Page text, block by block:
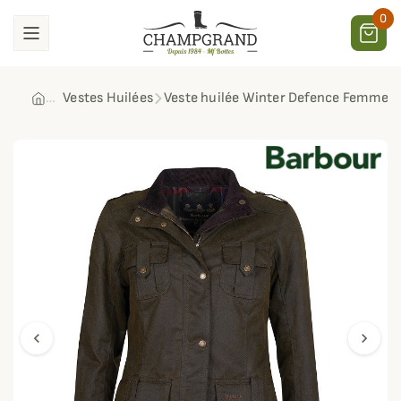
0
Vestes Huilées Veste huilée Winter Defence Femme
chevron_left chevron_right